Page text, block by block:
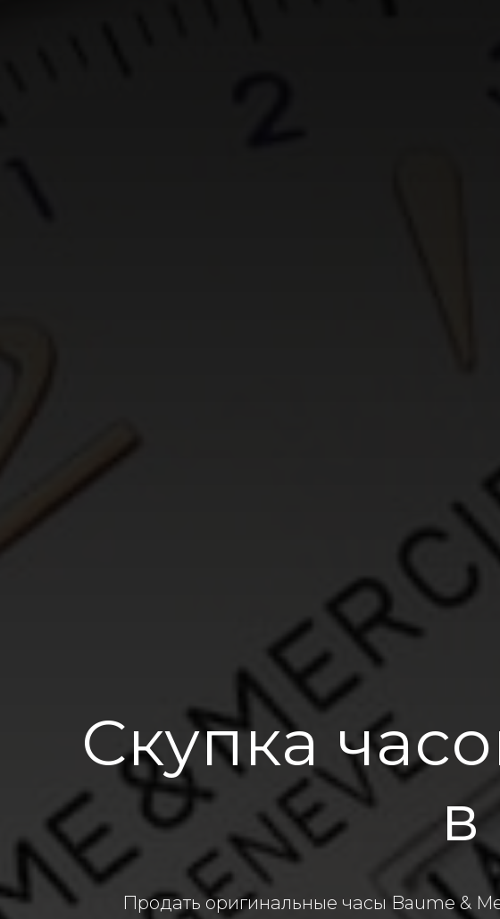
Скупка
Продать оригинальные часы Baume &